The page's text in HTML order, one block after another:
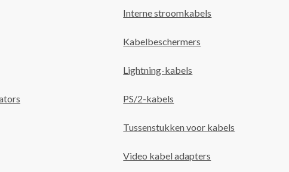
Interne stroomkabels
Kabelbeschermers
Lightning-kabels
PS/2-kabels
Tussenstukken voor kabels
Video kabel adapters